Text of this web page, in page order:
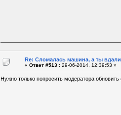
Re: Сломалась машина, а ты
« Ответ #513 :29-06-2014, 12:39:53 »
Нужно только попросить модератора обновить